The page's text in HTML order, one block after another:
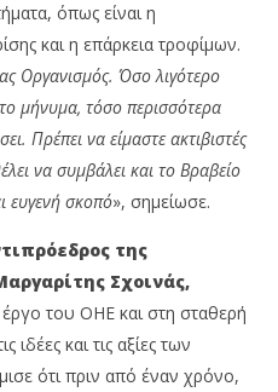
όπως είναι η
και η επάρκεια τροφίμων.
Οργανισμός. Όσο λιγότερο
μήνυμα, τόσο περισσότερα
Πρέπει να είμαστε ακτιβιστές
να συμβάλει και το Βραβείο
ευγενή σκοπό», σημείωσε.
της
Σχοινάς,
του ΟΗΕ και στη σταθερή
και τις αξίες των
ότι πριν από έναν χρόνο,